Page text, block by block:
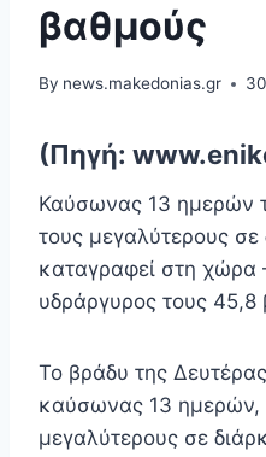
βαθμούς
By news.makedonias.gr
(Πηγή:
Καύσωνας 13 ημερών
τους μεγαλύτερους σε
καταγραφεί στη χώρα
υδράργυρος τους 45,8
Το βράδυ της
καύσωνας 13 ημερών,
μεγαλύτερους σε